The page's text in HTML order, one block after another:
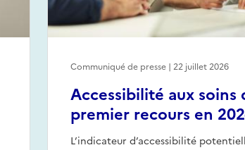
Accessibilité aux soins
premier recours en
L’indicateur d’accessibilité
Communiqué de presse | 22 juillet 2026